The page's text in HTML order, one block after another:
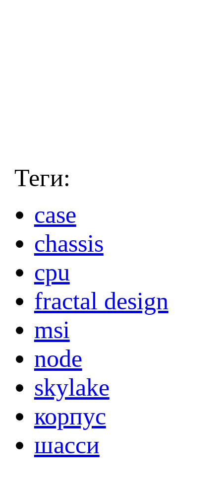
Теги:
case
chassis
cpu
fractal design
msi
node
skylake
корпус
шасси